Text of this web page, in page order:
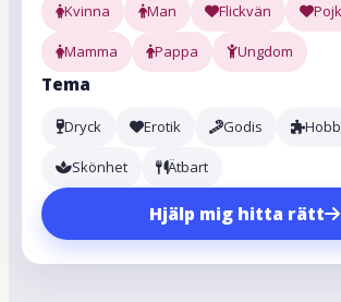
Kvinna Man Flickvän
Mamma Pappa Ungdom
Tema
Dryck Erotik Godis
Skönhet Ätbart
Hjälp mig hitta rätt